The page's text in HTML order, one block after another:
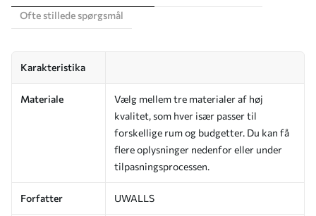
Ofte stillede spørgsmål
Karakteristika
Materiale
Vælg mellem tre materialer af høj
kvalitet, som hver især passer til
forskellige rum og budgetter. Du kan få
flere oplysninger nedenfor eller under
tilpasningsprocessen.
Forfatter UWALLS